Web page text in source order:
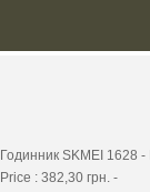
Годинник SKMEI 1628 -
Price : 382,30 грн. -